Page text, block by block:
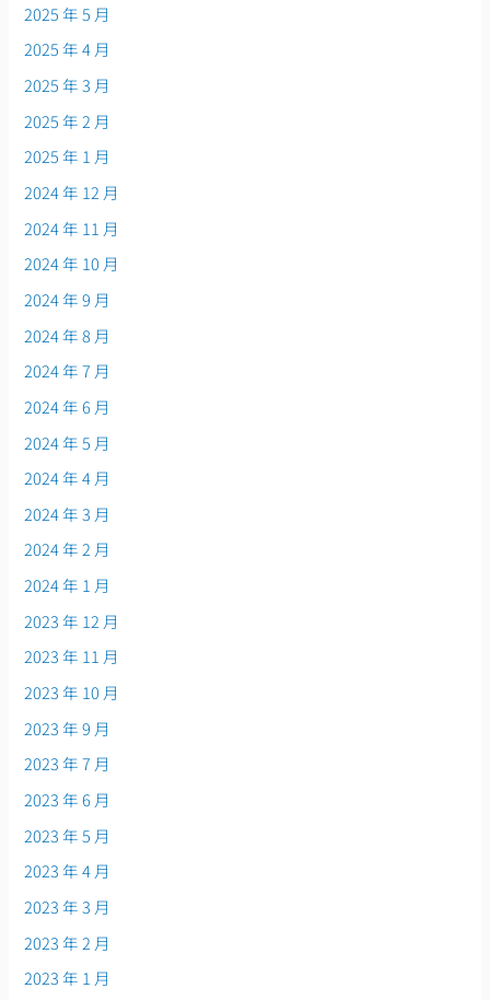
2025 年 5 月
2025 年 4 月
2025 年 3 月
2025 年 2 月
2025 年 1 月
2024 年 12 月
2024 年 11 月
2024 年 10 月
2024 年 9 月
2024 年 8 月
2024 年 7 月
2024 年 6 月
2024 年 5 月
2024 年 4 月
2024 年 3 月
2024 年 2 月
2024 年 1 月
2023 年 12 月
2023 年 11 月
2023 年 10 月
2023 年 9 月
2023 年 7 月
2023 年 6 月
2023 年 5 月
2023 年 4 月
2023 年 3 月
2023 年 2 月
2023 年 1 月